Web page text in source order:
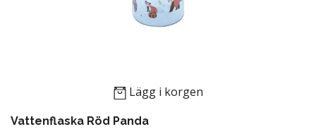
Lägg i korgen
Vattenflaska Röd Panda